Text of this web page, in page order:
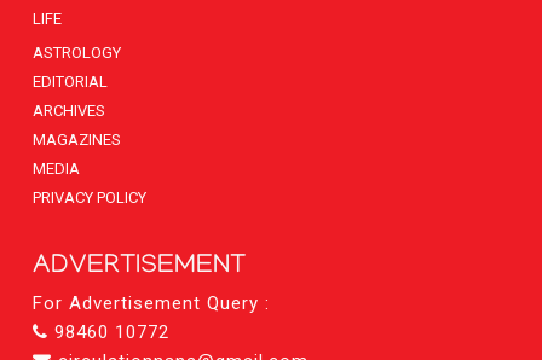
LIFE
ASTROLOGY
EDITORIAL
ARCHIVES
MAGAZINES
MEDIA
PRIVACY POLICY
ADVERTISEMENT
For Advertisement Query :
98460 10772